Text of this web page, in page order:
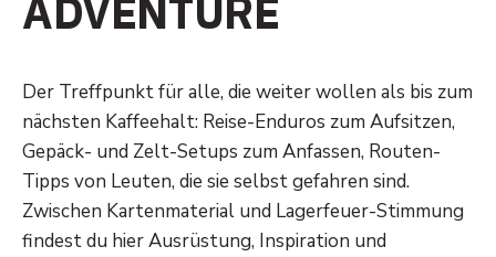
ADVENTURE
Der Treffpunkt für alle, die weiter wollen als bis zum
nächsten Kaffeehalt: Reise-Enduros zum Aufsitzen,
Gepäck- und Zelt-Setups zum Anfassen, Routen-
Tipps von Leuten, die sie selbst gefahren sind.
Zwischen Kartenmaterial und Lagerfeuer-Stimmung
findest du hier Ausrüstung, Inspiration und